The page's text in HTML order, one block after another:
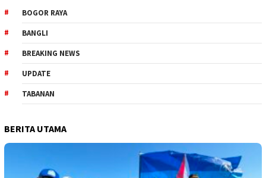
BOGOR RAYA
BANGLI
BREAKING NEWS
UPDATE
TABANAN
BERITA UTAMA